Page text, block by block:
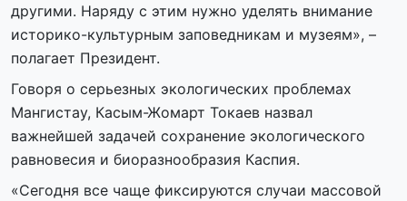
другими. Наряду с этим нужно уделять внимание
историко-культурным заповедникам и музеям», –
полагает Президент.
Говоря о серьезных экологических проблемах
Мангистау, Касым-Жомарт Токаев назвал
важнейшей задачей сохранение экологического
равновесия и биоразнообразия Каспия.
«Сегодня все чаще фиксируются случаи массовой